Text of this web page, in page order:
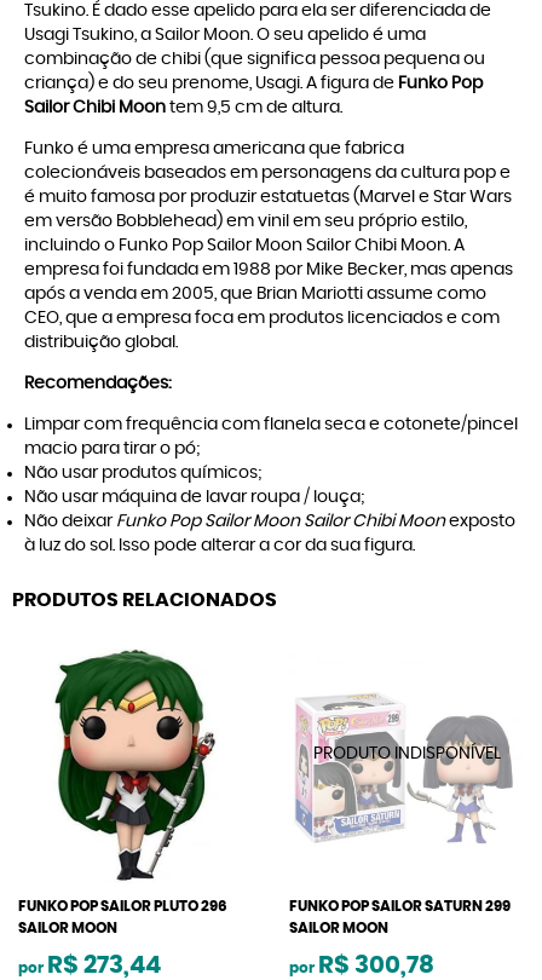
Tsukino. É dado esse apelido para ela ser diferenciada de
Usagi Tsukino, a Sailor Moon. O seu apelido é uma
combinação de chibi (que significa pessoa pequena ou
criança) e do seu prenome, Usagi. A figura de Funko Pop
Sailor Chibi Moon tem 9,5 cm de altura.
Funko é uma empresa americana que fabrica
colecionáveis baseados em personagens da cultura pop e
é muito famosa por produzir estatuetas (Marvel e Star Wars
em versão Bobblehead) em vinil em seu próprio estilo,
incluindo o Funko Pop Sailor Moon Sailor Chibi Moon. A
empresa foi fundada em 1988 por Mike Becker, mas apenas
após a venda em 2005, que Brian Mariotti assume como
CEO, que a empresa foca em produtos licenciados e com
distribuição global.
Recomendações:
Limpar com frequência com flanela seca e cotonete/pincel
macio para tirar o pó;
Não usar produtos químicos;
Não usar máquina de lavar roupa / louça;
Não deixar Funko Pop Sailor Moon Sailor Chibi Moonexposto
à luz do sol. Isso pode alterar a cor da sua figura.
PRODUTOS RELACIONADOS
FUNKO POP SAILOR PLUTO 296
SAILOR MOON
por R$ 273,44
FUNKO POP SAILOR SATURN 299
SAILOR MOON
por R$ 300,78